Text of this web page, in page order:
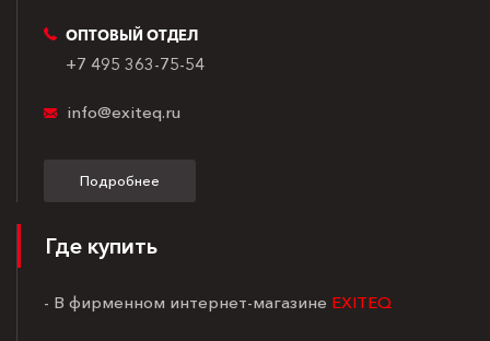
ОПТОВЫЙ ОТДЕЛ
+7 495 363-75-54
info@exiteq.ru
Подробнее
Где купить
- В фирменном интернет-магазине EXITEQ